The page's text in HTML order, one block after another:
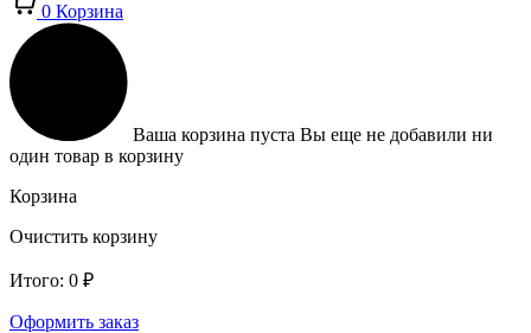
0 Корзина
Ваша корзина пуста Вы еще не добавили ни
один товар в корзину
Корзина
Очистить корзину
Итого: 0 ₽
Оформить заказ